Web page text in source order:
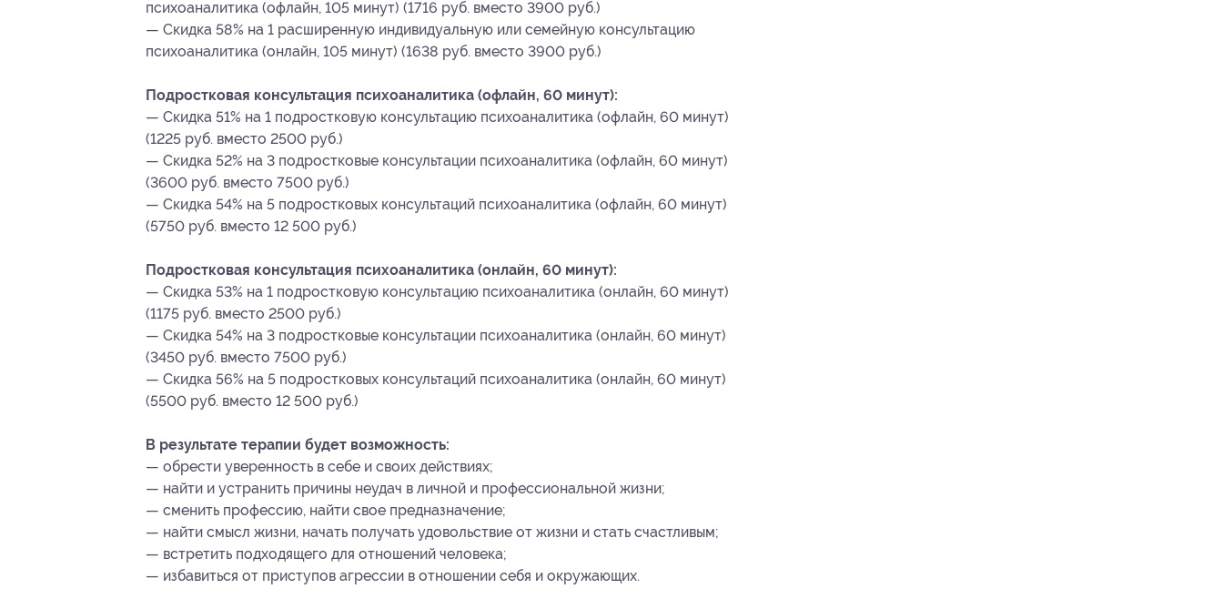
психоаналитика (офлайн, 105 минут) (1716 руб. вместо 3900 руб.)
— Скидка 58% на 1 расширенную индивидуальную или семейную консультацию
психоаналитика (онлайн, 105 минут) (1638 руб. вместо 3900 руб.)
Подростковая консультация психоаналитика (офлайн, 60 минут):
— Скидка 51% на 1 подростковую консультацию психоаналитика (офлайн, 60 минут)
(1225 руб. вместо 2500 руб.)
— Скидка 52% на 3 подростковые консультации психоаналитика (офлайн, 60 минут)
(3600 руб. вместо 7500 руб.)
— Скидка 54% на 5 подростковых консультаций психоаналитика (офлайн, 60 минут)
(5750 руб. вместо 12 500 руб.)
Подростковая консультация психоаналитика (онлайн, 60 минут):
— Скидка 53% на 1 подростковую консультацию психоаналитика (онлайн, 60 минут)
(1175 руб. вместо 2500 руб.)
— Скидка 54% на 3 подростковые консультации психоаналитика (онлайн, 60 минут)
(3450 руб. вместо 7500 руб.)
— Скидка 56% на 5 подростковых консультаций психоаналитика (онлайн, 60 минут)
(5500 руб. вместо 12 500 руб.)
В результате терапии будет возможность:
— обрести уверенность в себе и своих действиях;
— найти и устранить причины неудач в личной и профессиональной жизни;
— сменить профессию, найти свое предназначение;
— найти смысл жизни, начать получать удовольствие от жизни и стать счастливым;
— встретить подходящего для отношений человека;
— избавиться от приступов агрессии в отношении себя и окружающих.